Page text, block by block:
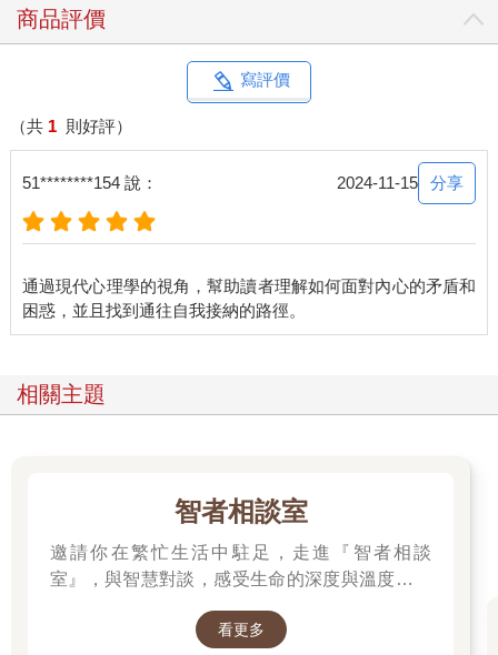
但這種說法背後，其實隱藏著一個不太合理的邏輯：成功人士之
所以成功，是因為在爭分奪秒地拼搏，努力讓每一天都在積極高
了成功；而我們做不到，所以只能是普通人了。
真的是這樣嗎？其實，這些年我越發清晰地意識到：我們來到這
個世界上，不只是為了追求出人頭地，追求錢權名利的成功，更
是為了體驗這個世界。
關於這一點，我們的身體和靈魂深刻地知道。但我們的大腦卻總
是下意識覺得，人生最重要的是追逐成功，甚至想把所有的精力
之間的較量，構成了我們生命中的各種糾結、矛盾與痛苦。
正如我一位朋友的兒子曾感慨說：人生有大把美好時光可以浪
所以，我想給大家推薦這本非常可愛的漫畫書，相信在這本書
裡，你們能感受到這種允許自己虛度時光、允許自己聽從身體感
受的美好感覺。
商品評價
寫評價
（共 1 則好評）
51********154 說： 2024-11-15 分享
通過現代心理學的視角，幫助讀者理解如何面對內心的矛盾和
相關主題
智者相談室
邀請你在繁忙生活中駐足，走進『智者相談
室』，與智慧對談，感受生命的深度與溫度。在
境、尋找內心的喜悅與力量。
看更多